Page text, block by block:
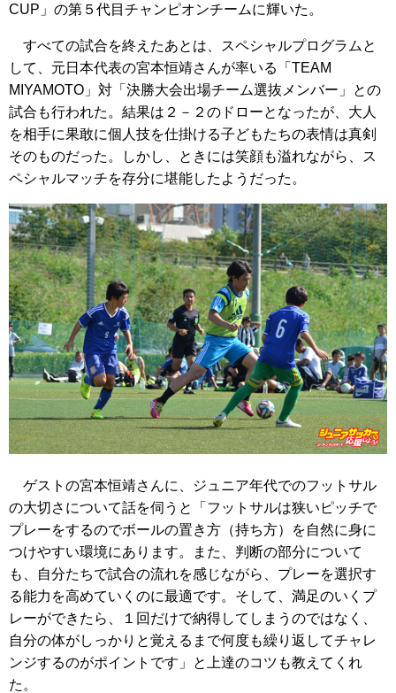
CUP」の第５代目チャンピオンチームに輝いた。
すべての試合を終えたあとは、スペシャルプログラムと
して、元日本代表の宮本恒靖さんが率いる「TEAM
MIYAMOTO」対「決勝大会出場チーム選抜メンバー」との
試合も行われた。結果は２－２のドローとなったが、大人
を相手に果敢に個人技を仕掛ける子どもたちの表情は真剣
そのものだった。しかし、ときには笑顔も溢れながら、ス
ペシャルマッチを存分に堪能したようだった。
ゲストの宮本恒靖さんに、ジュニア年代でのフットサル
の大切さについて話を伺うと「フットサルは狭いピッチで
プレーをするのでボールの置き方（持ち方）を自然に身に
つけやすい環境にあります。また、判断の部分について
も、自分たちで試合の流れを感じながら、プレーを選択す
る能力を高めていくのに最適です。そして、満足のいくプ
レーができたら、１回だけで納得してしまうのではなく、
自分の体がしっかりと覚えるまで何度も繰り返してチャレ
ンジするのがポイントです」と上達のコツも教えてくれ
た。